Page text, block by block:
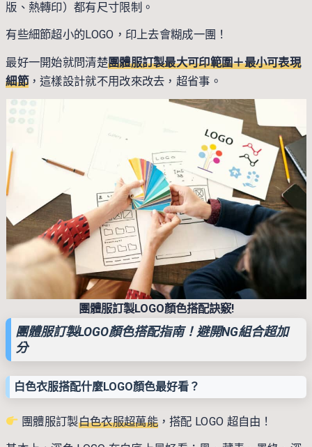
版、熱轉印）都有尺寸限制。
有些細節超小的LOGO，印上去會糊成一團！
最好一開始就問清楚團體服訂製最大可印範圍＋最小可表現
細節，這樣設計就不用改來改去，超省事。
團體服訂製LOGO顏色搭配訣竅!
團體服訂製LOGO顏色搭配指南！避開NG組合超加
分
白色衣服搭配什麼LOGO顏色最好看？
團體服訂製白色衣服超萬能，搭配 LOGO 超自由！